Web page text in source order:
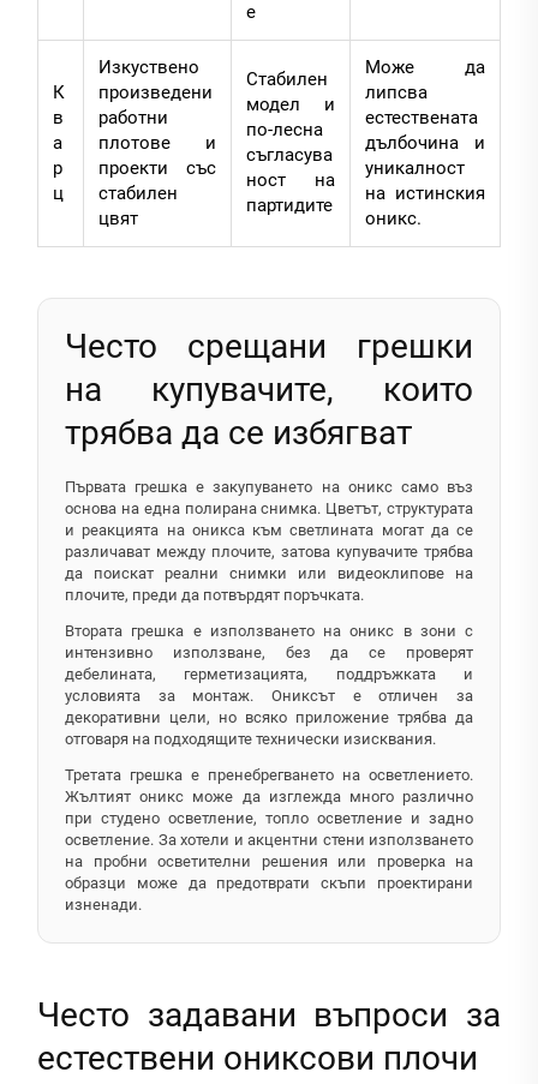
е
К
в
а
р
ц
Изкуствено
произведени
работни
плотове и
проекти със
стабилен
цвят
Стабилен
модел и
по-лесна
съгласува
ност на
партидите
Може да
липсва
естествената
дълбочина и
уникалност
на истинския
оникс.
Често срещани грешки
на купувачите, които
трябва да се избягват
Първата грешка е закупуването на оникс само въз
основа на една полирана снимка. Цветът, структурата
и реакцията на оникса към светлината могат да се
различават между плочите, затова купувачите трябва
да поискат реални снимки или видеоклипове на
плочите, преди да потвърдят поръчката.
Втората грешка е използването на оникс в зони с
интензивно използване, без да се проверят
дебелината, герметизацията, поддръжката и
условията за монтаж. Ониксът е отличен за
декоративни цели, но всяко приложение трябва да
отговаря на подходящите технически изисквания.
Третата грешка е пренебрегването на осветлението.
Жълтият оникс може да изглежда много различно
при студено осветление, топло осветление и задно
осветление. За хотели и акцентни стени използването
на пробни осветителни решения или проверка на
образци може да предотврати скъпи проектирани
изненади.
Често задавани въпроси за
естествени ониксови плочи